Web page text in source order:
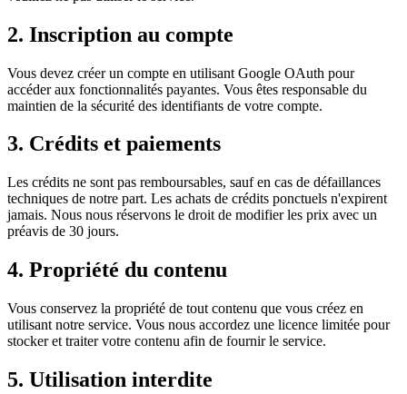
2. Inscription au compte
Vous devez créer un compte en utilisant Google OAuth pour
accéder aux fonctionnalités payantes. Vous êtes responsable du
maintien de la sécurité des identifiants de votre compte.
3. Crédits et paiements
Les crédits ne sont pas remboursables, sauf en cas de défaillances
techniques de notre part. Les achats de crédits ponctuels n'expirent
jamais. Nous nous réservons le droit de modifier les prix avec un
préavis de 30 jours.
4. Propriété du contenu
Vous conservez la propriété de tout contenu que vous créez en
utilisant notre service. Vous nous accordez une licence limitée pour
stocker et traiter votre contenu afin de fournir le service.
5. Utilisation interdite